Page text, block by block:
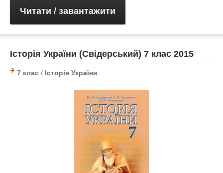
Читати / завантажити
Історія України (Свідерський) 7 клас 2015
7 клас / Історія України